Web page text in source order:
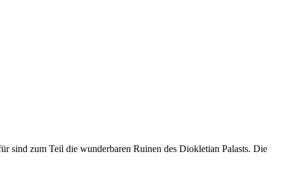
sind zum Teil die wunderbaren Ruinen des Diokletian Palasts. Die